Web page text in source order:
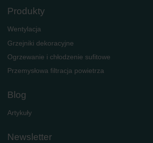
Produkty
Wentylacja
Grzejniki dekoracyjne
Ogrzewanie i chłodzenie sufitowe
Przemysłowa filtracja powietrza
Blog
Artykuły
Newsletter